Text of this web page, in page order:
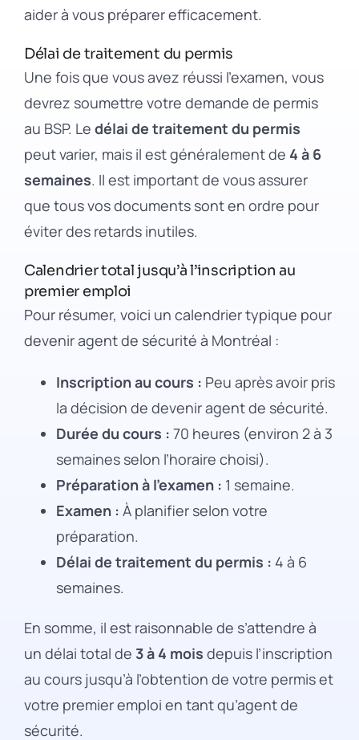
aider à vous préparer efficacement.
Délai de traitement du permis
Une fois que vous avez réussi l’examen, vous
devrez soumettre votre demande de permis
au BSP. Le délai de traitement du permis
peut varier, mais il est généralement de 4 à 6
semaines. Il est important de vous assurer
que tous vos documents sont en ordre pour
éviter des retards inutiles.
Calendrier total jusqu’à l’inscription au
premier emploi
Pour résumer, voici un calendrier typique pour
devenir agent de sécurité à Montréal :
Inscription au cours : Peu après avoir pris
la décision de devenir agent de sécurité.
Durée du cours : 70 heures (environ 2 à 3
semaines selon l’horaire choisi).
Préparation à l’examen : 1 semaine.
Examen : À planifier selon votre
préparation.
Délai de traitement du permis : 4 à 6
semaines.
En somme, il est raisonnable de s’attendre à
un délai total de 3 à 4 mois depuis l’inscription
au cours jusqu’à l’obtention de votre permis et
votre premier emploi en tant qu’agent de
sécurité.